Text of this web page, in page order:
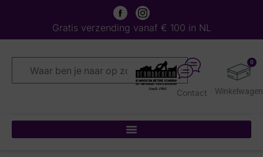
Gratis verzending vanaf € 100 in NL
0
Contact